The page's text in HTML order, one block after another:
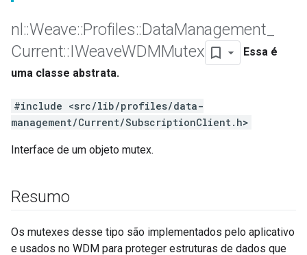
nl ::Weave::Profiles::DataManagement
Current::IWeaveWDMMutex
Essa é
uma classe abstrata.
#include <src/lib/profiles/data-
management/Current/SubscriptionClient.h>
Interface de um objeto mutex.
Resumo
Os mutexes desse tipo são implementados pelo aplicativo
e usados no WDM para proteger estruturas de dados que